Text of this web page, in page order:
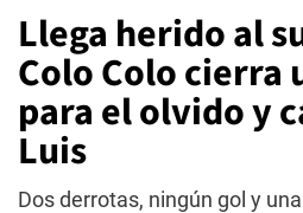
Llega herido al
Colo Colo cierra
para el olvido y
Luis
Dos derrotas, ningún gol y